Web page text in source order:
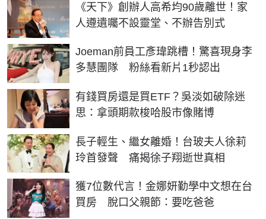
《天下》創辦人高希均90歲離世！家
人遵遺囑不設靈堂、不辦告別式
Joeman前員工彥瑋跳槽！驚喜現身李
多慧團隊 粉絲看新片1秒認出
有錢買房還是買ETF？吳淡如破除迷
思：拿頭期款梭哈股市像賭博
長子輕生、繼女離婚！台玻夫人徐莉
玲首發聲 痛揭徐子翔逝世真相
獲7位數代言！金娜妍勤學中文想在台
買房 脫口父親節：要吃爸爸